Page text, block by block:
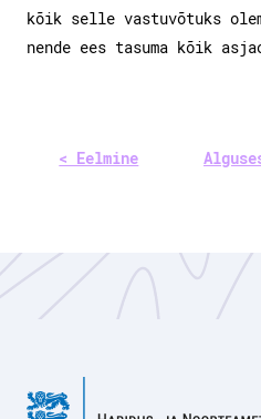
kõik selle vastuvõtuks
nende ees tasuma kõik
< Eelmine